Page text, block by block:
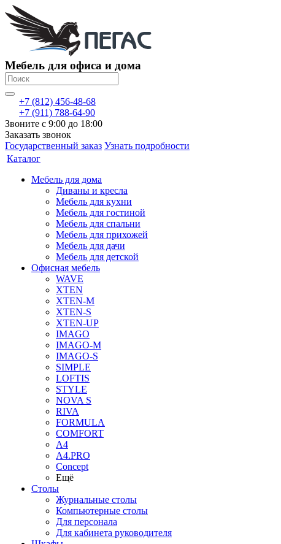
Мебель для офиса и дома
+7 (812) 456-48-68
+7 (911) 788-64-90
Звоните с 9:00 до 18:00
Заказать звонок
Государственный заказ Узнать подробности
Каталог
Мебель для дома
Диваны и кресла
Мебель для кухни
Мебель для гостиной
Мебель для спальни
Мебель для прихожей
Мебель для дачи
Мебель для детской
Офисная мебель
WAVE
XTEN
XTEN-M
XTEN-S
XTEN-UP
IMAGO
IMAGO-M
IMAGO-S
SIMPLE
LOFTIS
STYLE
NOVA S
RIVA
FORMULA
COMFORT
A4
A4.PRO
Concept
Ещё
Столы
Журнальные столы
Компьютерные столы
Для персонала
Для кабинета руководителя